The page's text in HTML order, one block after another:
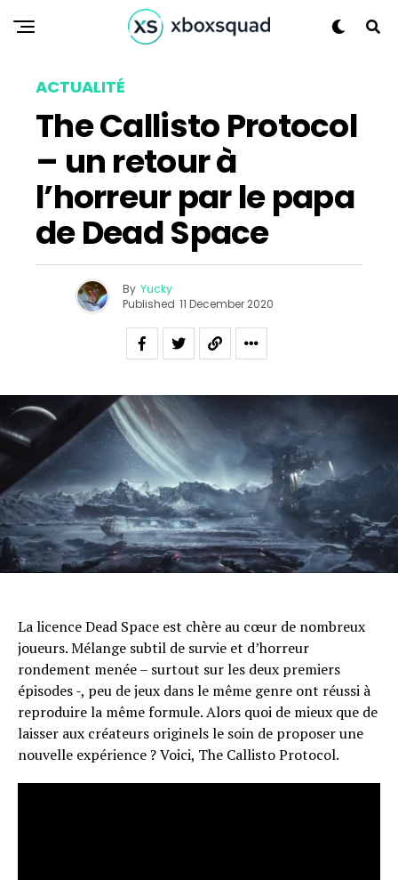
ACTUALITÉ
The Callisto Protocol
– un retour à
l’horreur par le papa
de Dead Space
By Yucky
Published 11 December 2020
La licence Dead Space est chère au cœur de nombreux
joueurs. Mélange subtil de survie et d’horreur
rondement menée – surtout sur les deux premiers
épisodes -, peu de jeux dans le même genre ont réussi à
reproduire la même formule. Alors quoi de mieux que de
laisser aux créateurs originels le soin de proposer une
nouvelle expérience ? Voici, The Callisto Protocol.
Whatsapp
Email